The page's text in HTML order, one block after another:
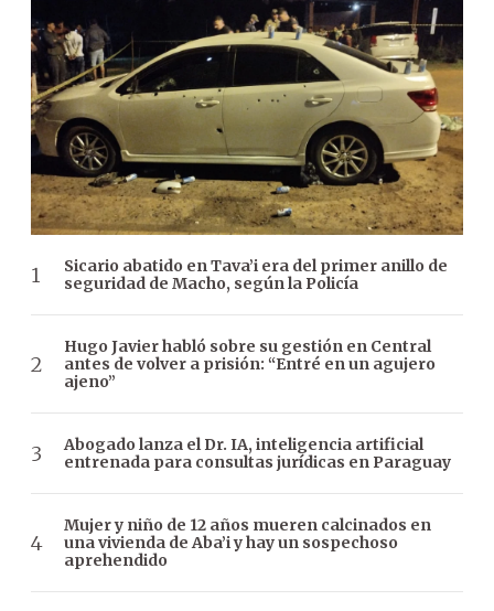
Sicario abatido en Tava’i era del primer anillo de
seguridad de Macho, según la Policía
Hugo Javier habló sobre su gestión en Central
antes de volver a prisión: “Entré en un agujero
ajeno”
Abogado lanza el Dr. IA, inteligencia artificial
entrenada para consultas jurídicas en Paraguay
Mujer y niño de 12 años mueren calcinados en
una vivienda de Aba’i y hay un sospechoso
aprehendido